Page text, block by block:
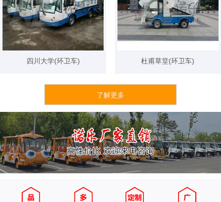
四川大学(环卫车) 杜甫草堂(环卫车)
了解更多